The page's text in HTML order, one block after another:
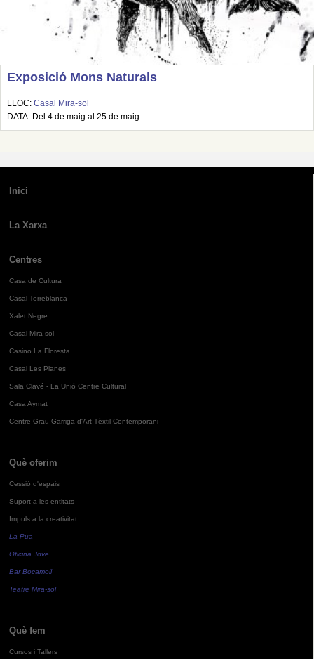
Exposició Mons Naturals
LLOC: Casal Mira-sol
DATA: Del 4 de maig al 25 de maig
Inici
La Xarxa
Centres
Casa de Cultura
Casal Torreblanca
Xalet Negre
Casal Mira-sol
Casino La Floresta
Casal Les Planes
Sala Clavé - La Unió Centre Cultural
Casa Aymat
Centre Grau-Garriga d'Art Tèxtil Contemporani
Què oferim
Cessió d'espais
Suport a les entitats
Impuls a la creativitat
La Pua
Oficina Jove
Bar Bocamoll
Teatre Mira-sol
Què fem
Cursos i Tallers